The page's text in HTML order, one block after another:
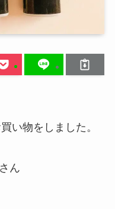
い物をしました。
ん